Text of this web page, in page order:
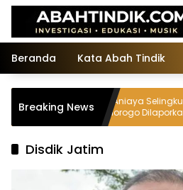
Langsung
konten
Beranda
Kata Abah Tindik
Breaking News
Dugaan Aniaya Selingkuhan, Kades
Kunti Ponorogo Dilaporkan ke Polres
Disdik Jatim